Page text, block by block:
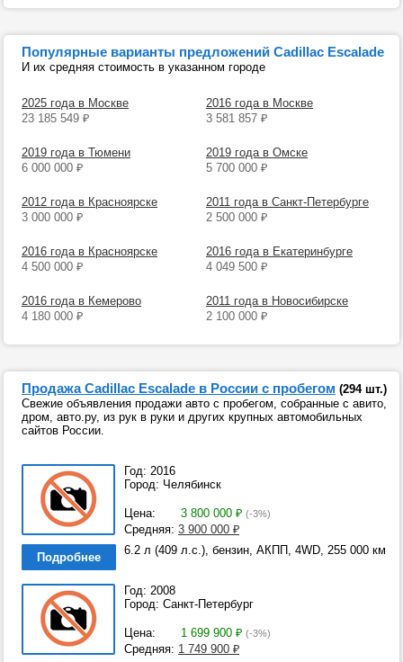
Популярные варианты предложений Cadillac Escalade
И их средняя стоимость в указанном городе
2025 года в Москве
23 185 549 ₽
2016 года в Москве
3 581 857 ₽
2019 года в Тюмени
6 000 000 ₽
2019 года в Омске
5 700 000 ₽
2012 года в Красноярске
3 000 000 ₽
2011 года в Санкт-Петербурге
2 500 000 ₽
2016 года в Красноярске
4 500 000 ₽
2016 года в Екатеринбурге
4 049 500 ₽
2016 года в Кемерово
4 180 000 ₽
2011 года в Новосибирске
2 100 000 ₽
Продажа Cadillac Escalade в России с пробегом (294 шт.)
Свежие объявления продажи авто с пробегом, собранные с авито,
дром, авто.ру, из рук в руки и других крупных автомобильных
сайтов России.
Год: 2016
Город: Челябинск
Цена: 3 800 000 ₽ (-3%)
Средняя: 3 900 000 ₽
Подробнее
6.2 л (409 л.с.), бензин, АКПП, 4WD, 255 000 км
Год: 2008
Город: Санкт-Петербург
Цена: 1 699 900 ₽ (-3%)
Средняя: 1 749 900 ₽